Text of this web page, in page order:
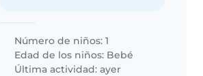
Número de niños: 1
Edad de los niños: Bebé
Última actividad: ayer